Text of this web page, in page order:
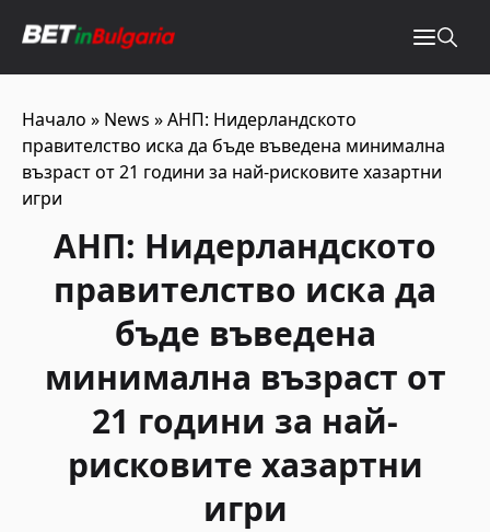
Начало » News »АНП: Нидерландското
правителство иска да бъде въведена минимална
възраст от 21 години за най-рисковите хазартни
игри
АНП: Нидерландското
правителство иска да
бъде въведена
минимална възраст от
21 години за най-
рисковите хазартни
игри